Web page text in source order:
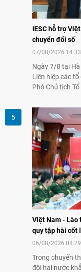
IESC hỗ trợ
chuyển đổi số
07/08/2026 14:33
Ngày 7/8 tại
Liên hiệp các
Phó Chủ tịch
đổi về định
Nông nghiệp
hướng tới thúc
và mở rộng
Việt Nam - Lào
quy tập hài cốt
06/08/2026 08:29
Trong chuyến
đội hai nước